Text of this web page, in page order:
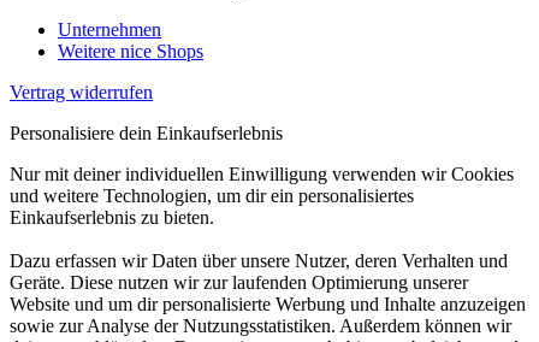
Unternehmen
Weitere nice Shops
Vertrag widerrufen
Personalisiere dein Einkaufserlebnis
Nur mit deiner individuellen Einwilligung verwenden wir Cookies
und weitere Technologien, um dir ein personalisiertes
Einkaufserlebnis zu bieten.
Dazu erfassen wir Daten über unsere Nutzer, deren Verhalten und
Geräte. Diese nutzen wir zur laufenden Optimierung unserer
Website und um dir personalisierte Werbung und Inhalte anzuzeigen
sowie zur Analyse der Nutzungsstatistiken. Außerdem können wir